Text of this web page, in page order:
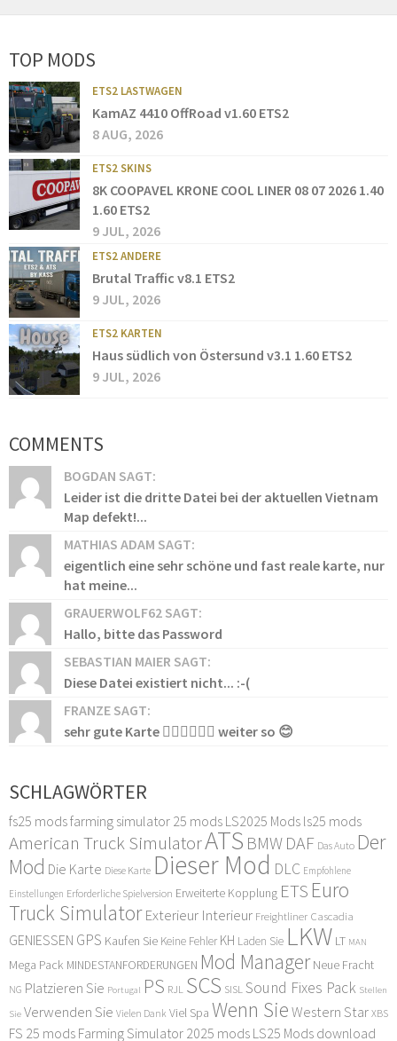
TOP MODS
ETS2 LASTWAGEN
KamAZ 4410 OffRoad v1.60 ETS2
8 AUG, 2026
ETS2 SKINS
8K COOPAVEL KRONE COOL LINER 08 07 2026 1.40
1.60 ETS2
9 JUL, 2026
ETS2 ANDERE
Brutal Traffic v8.1 ETS2
9 JUL, 2026
ETS2 KARTEN
Haus südlich von Östersund v3.1 1.60 ETS2
9 JUL, 2026
COMMENTS
BOGDAN SAGT:
Leider ist die dritte Datei bei der aktuellen Vietnam
Map defekt!...
MATHIAS ADAM SAGT:
eigentlich eine sehr schöne und fast reale karte, nur
hat meine...
GRAUERWOLF62 SAGT:
Hallo, bitte das Password
SEBASTIAN MAIER SAGT:
Diese Datei existiert nicht... :-(
FRANZE SAGT:
sehr gute Karte 👍🏻👍🏻👍🏻 weiter so 😊
SCHLAGWÖRTER
fs25 modsfarming simulator 25 mods LS2025 Mods ls25 mods
American Truck SimulatorATS BMW DAF Das Auto Der
Mod Die Karte Diese Karte Dieser Mod DLC Empfohlene
Einstellungen Erforderliche Spielversion Erweiterte Kopplung ETS Euro
Truck Simulator Exterieur Interieur Freightliner Cascadia
GENIESSEN GPS Kaufen Sie Keine Fehler KH Laden Sie LKW LT MAN
Mega Pack MINDESTANFORDERUNGEN Mod Manager Neue Fracht
NG Platzieren Sie Portugal PS RJL SCS SISLSound Fixes Pack Stellen
Sie Verwenden Sie Vielen Dank Viel Spa Wenn Sie Western Star XBS
FS 25 mods Farming Simulator 2025 mods LS25 Mods download